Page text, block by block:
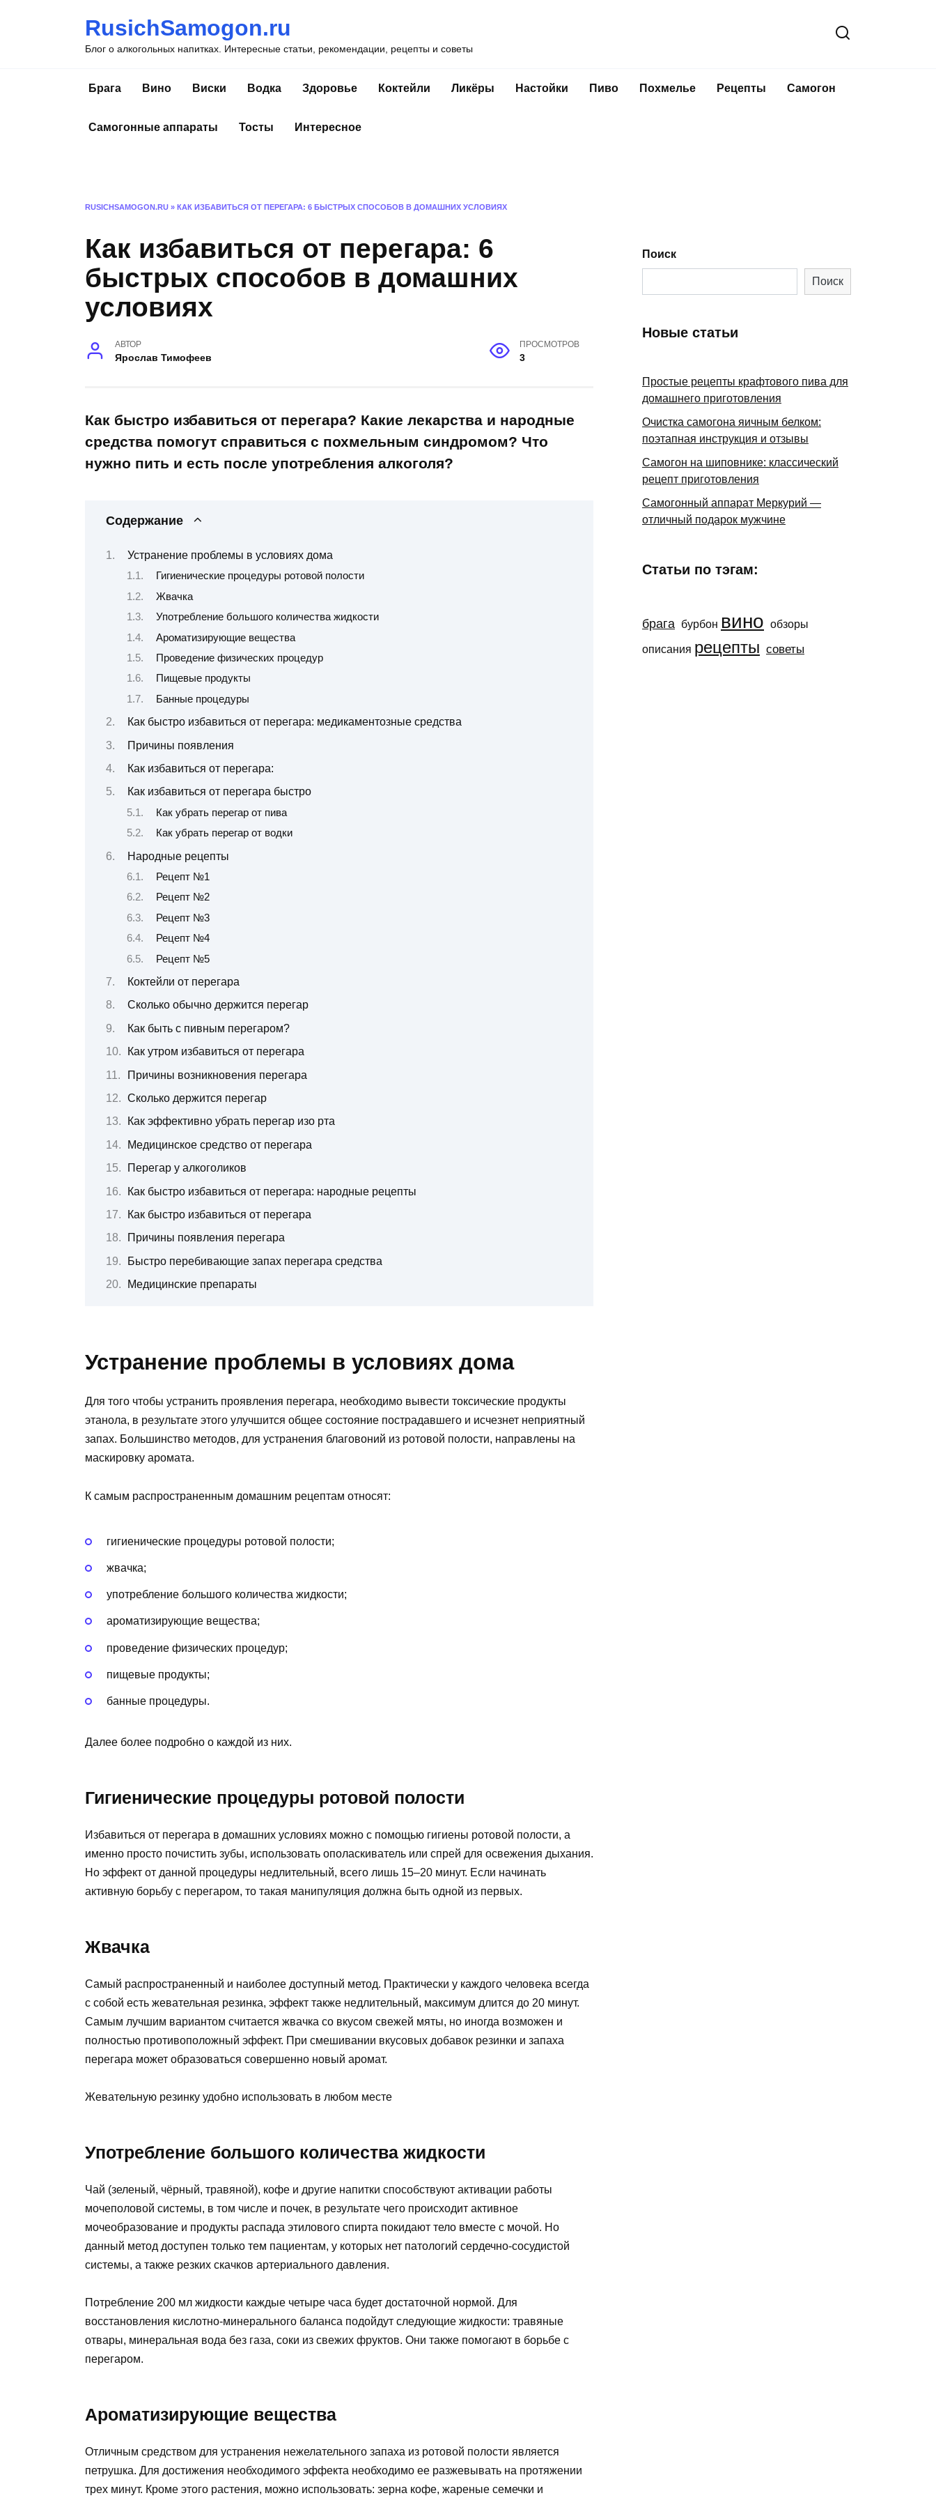
RusichSamogon.ru
Блог о алкогольных напитках. Интересные статьи, рекомендации, рецепты и советы
Брага Вино Виски Водка Здоровье Коктейли Ликёры Настойки Пиво Похмелье Рецепты Самогон
Самогонные аппараты Тосты Интересное
RUSICHSAMOGON.RU » КАК ИЗБАВИТЬСЯ ОТ ПЕРЕГАРА: 6 БЫСТРЫХ СПОСОБОВ В ДОМАШНИХ УСЛОВИЯХ
Как избавиться от перегара: 6
быстрых способов в домашних
условиях
АВТОР
Ярослав Тимофеев
ПРОСМОТРОВ
3
Как быстро избавиться от перегара? Какие лекарства и народные
средства помогут справиться с похмельным синдромом? Что
нужно пить и есть после употребления алкоголя?
Содержание
Устранение проблемы в условиях дома
Гигиенические процедуры ротовой полости
Жвачка
Употребление большого количества жидкости
Ароматизирующие вещества
Проведение физических процедур
Пищевые продукты
Банные процедуры
Как быстро избавиться от перегара: медикаментозные средства
Причины появления
Как избавиться от перегара:
Как избавиться от перегара быстро
Как убрать перегар от пива
Как убрать перегар от водки
Народные рецепты
Рецепт №1
Рецепт №2
Рецепт №3
Рецепт №4
Рецепт №5
Коктейли от перегара
Сколько обычно держится перегар
Как быть с пивным перегаром?
Как утром избавиться от перегара
Причины возникновения перегара
Сколько держится перегар
Как эффективно убрать перегар изо рта
Медицинское средство от перегара
Перегар у алкоголиков
Как быстро избавиться от перегара: народные рецепты
Как быстро избавиться от перегара
Причины появления перегара
Быстро перебивающие запах перегара средства
Медицинские препараты
Устранение проблемы в условиях дома
Для того чтобы устранить проявления перегара, необходимо вывести токсические продукты
этанола, в результате этого улучшится общее состояние пострадавшего и исчезнет неприятный
запах. Большинство методов, для устранения благовоний из ротовой полости, направлены на
маскировку аромата.
К самым распространенным домашним рецептам относят:
гигиенические процедуры ротовой полости;
жвачка;
употребление большого количества жидкости;
ароматизирующие вещества;
проведение физических процедур;
пищевые продукты;
банные процедуры.
Далее более подробно о каждой из них.
Гигиенические процедуры ротовой полости
Избавиться от перегара в домашних условиях можно с помощью гигиены ротовой полости, а
именно просто почистить зубы, использовать ополаскиватель или спрей для освежения дыхания.
Но эффект от данной процедуры недлительный, всего лишь 15–20 минут. Если начинать
активную борьбу с перегаром, то такая манипуляция должна быть одной из первых.
Жвачка
Самый распространенный и наиболее доступный метод. Практически у каждого человека всегда
с собой есть жевательная резинка, эффект также недлительный, максимум длится до 20 минут.
Самым лучшим вариантом считается жвачка со вкусом свежей мяты, но иногда возможен и
полностью противоположный эффект. При смешивании вкусовых добавок резинки и запаха
перегара может образоваться совершенно новый аромат.
Жевательную резинку удобно использовать в любом месте
Употребление большого количества жидкости
Чай (зеленый, чёрный, травяной), кофе и другие напитки способствуют активации работы
мочеполовой системы, в том числе и почек, в результате чего происходит активное
мочеобразование и продукты распада этилового спирта покидают тело вместе с мочой. Но
данный метод доступен только тем пациентам, у которых нет патологий сердечно-сосудистой
системы, а также резких скачков артериального давления.
Потребление 200 мл жидкости каждые четыре часа будет достаточной нормой. Для
восстановления кислотно-минерального баланса подойдут следующие жидкости: травяные
отвары, минеральная вода без газа, соки из свежих фруктов. Они также помогают в борьбе с
перегаром.
Ароматизирующие вещества
Отличным средством для устранения нежелательного запаха из ротовой полости является
петрушка. Для достижения необходимого эффекта необходимо ее разжевывать на протяжении
трех минут. Кроме этого растения, можно использовать: зерна кофе, жареные семечки и
Поиск
Поиск
Новые статьи
Простые рецепты крафтового пива для
домашнего приготовления
Очистка самогона яичным белком:
поэтапная инструкция и отзывы
Самогон на шиповнике: классический
рецепт приготовления
Самогонный аппарат Меркурий —
отличный подарок мужчине
Статьи по тэгам:
брага бурбон вино обзоры
описания рецепты советы